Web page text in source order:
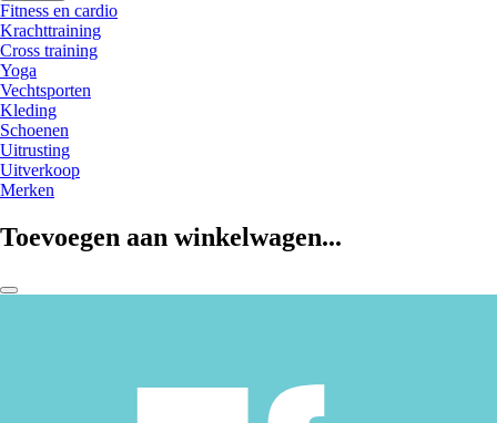
Fitness en cardio
Krachttraining
Cross training
Yoga
Vechtsporten
Kleding
Schoenen
Uitrusting
Uitverkoop
Merken
Toevoegen aan winkelwagen...